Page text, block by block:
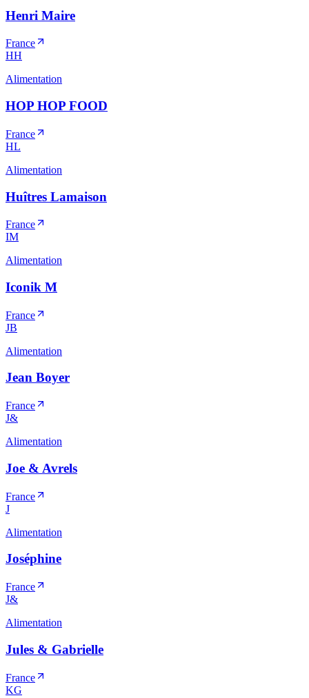
Henri Maire
France
HH
Alimentation
HOP HOP FOOD
France
HL
Alimentation
Huîtres Lamaison
France
IM
Alimentation
Iconik M
France
JB
Alimentation
Jean Boyer
France
J&
Alimentation
Joe & Avrels
France
J
Alimentation
Joséphine
France
J&
Alimentation
Jules & Gabrielle
France
KG